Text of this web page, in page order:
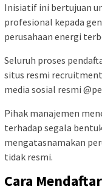
Inisiatif ini bertujuan
profesional kepada
perusahaan energi
Seluruh proses
situs resmi
media sosial resmi
Pihak manajemen
terhadap segala
mengatasnamakan
tidak resmi.
Cara